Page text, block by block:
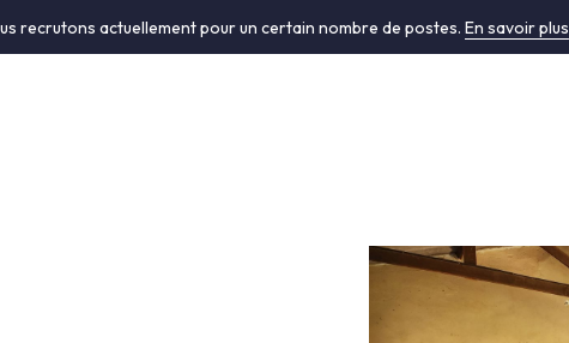
recrutons actuellement pour un certain nombre de postes.En savoir plus